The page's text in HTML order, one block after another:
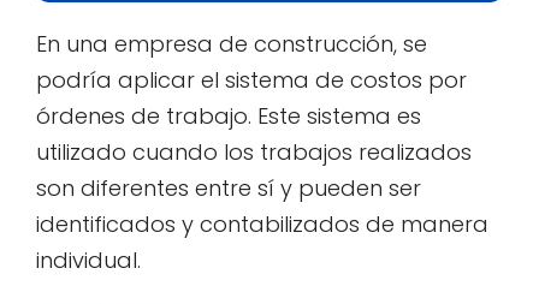
En una empresa de construcción, se
podría aplicar el sistema de costos por
órdenes de trabajo. Este sistema es
utilizado cuando los trabajos realizados
son diferentes entre sí y pueden ser
identificados y contabilizados de manera
individual.